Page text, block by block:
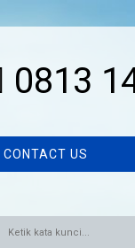
0813
CONTACT US